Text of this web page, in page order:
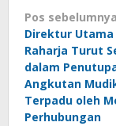
Navigasi
pos
Pos sebelumnya
Direktur Utama
Raharja Turut
dalam
Angkutan
Terpadu oleh
Perhubungan